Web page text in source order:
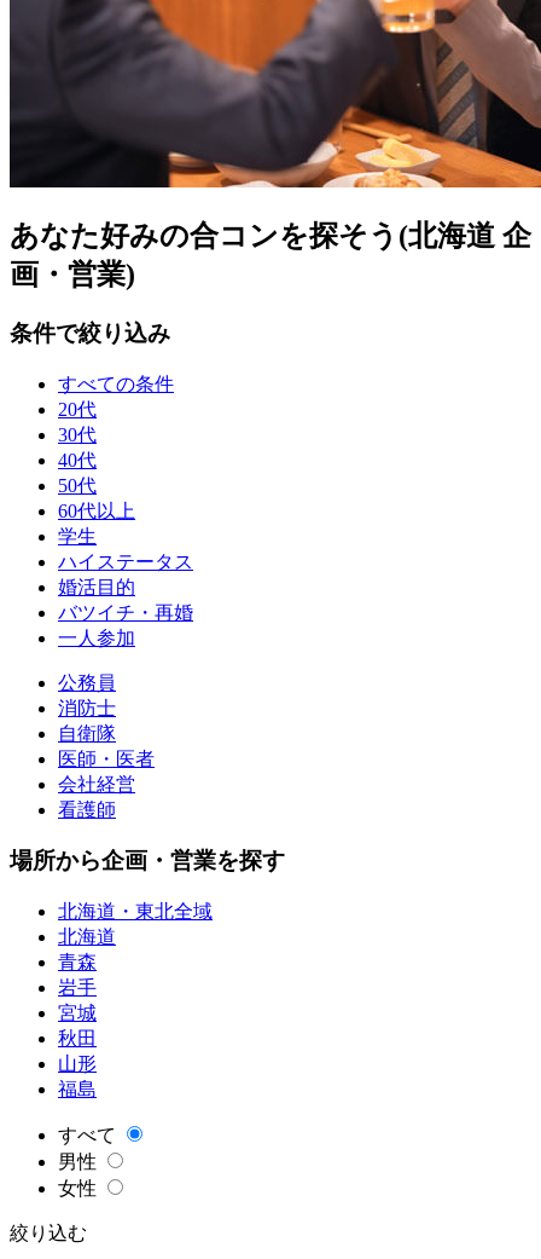
あなた好みの合コンを探そう(北海道 企
画・営業)
条件で絞り込み
すべての条件
20代
30代
40代
50代
60代以上
学生
ハイステータス
婚活目的
バツイチ・再婚
一人参加
公務員
消防士
自衛隊
医師・医者
会社経営
看護師
場所から企画・営業を探す
北海道・東北全域
北海道
青森
岩手
宮城
秋田
山形
福島
すべて
男性
女性
絞り込む